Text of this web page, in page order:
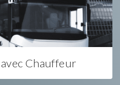
Chauffeur